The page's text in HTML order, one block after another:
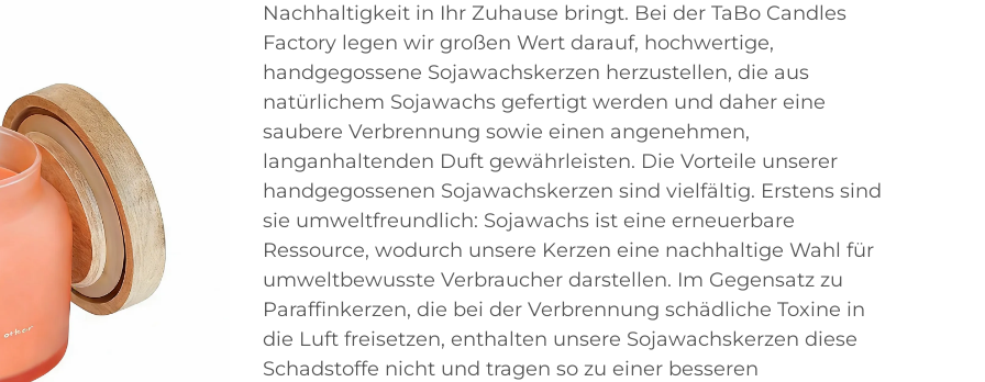
Nachhaltigkeit in Ihr Zuhause bringt. Bei der TaBo Candles
Factory legen wir großen Wert darauf, hochwertige,
handgegossene Sojawachskerzen herzustellen, die aus
natürlichem Sojawachs gefertigt werden und daher eine
saubere Verbrennung sowie einen angenehmen,
langanhaltenden Duft gewährleisten. Die Vorteile unserer
handgegossenen Sojawachskerzen sind vielfältig. Erstens sind
sie umweltfreundlich: Sojawachs ist eine erneuerbare
Ressource, wodurch unsere Kerzen eine nachhaltige Wahl für
umweltbewusste Verbraucher darstellen. Im Gegensatz zu
Paraffinkerzen, die bei der Verbrennung schädliche Toxine in
die Luft freisetzen, enthalten unsere Sojawachskerzen diese
Schadstoffe nicht und tragen so zu einer besseren